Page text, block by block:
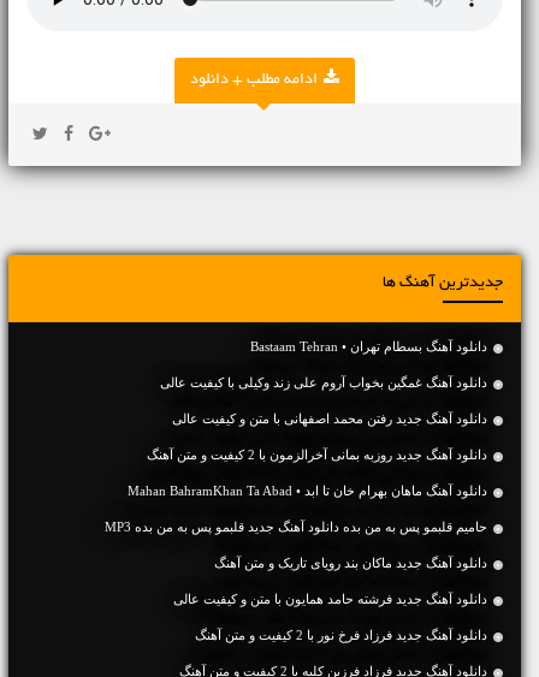
ادامه مطلب + دانلود
جدیدترین آهنگ ها
دانلود آهنگ بسطام تهران • Bastaam Tehran
دانلود آهنگ غمگین بخواب آروم علی زند وکیلی با کیفیت عالی
دانلود آهنگ جديد رفتن محمد اصفهانی با متن و کیفیت عالی
دانلود آهنگ جديد روزبه بمانی آخرالزمون با 2 کیفیت و متن آهنگ
دانلود آهنگ ماهان بهرام خان تا ابد • Mahan BahramKhan Ta Abad
حامیم قلبمو پس به من بده دانلود آهنگ جدید قلبمو پس به من بده MP3
دانلود آهنگ جديد ماکان بند رویای تاریک و متن آهنگ
دانلود آهنگ جديد فرشته حامد همایون با متن و کیفیت عالی
دانلود آهنگ جديد فرزاد فرخ نور با 2 کیفیت و متن آهنگ
دانلود آهنگ جديد فرزاد فرزین کلبه با 2 کیفیت و متن آهنگ